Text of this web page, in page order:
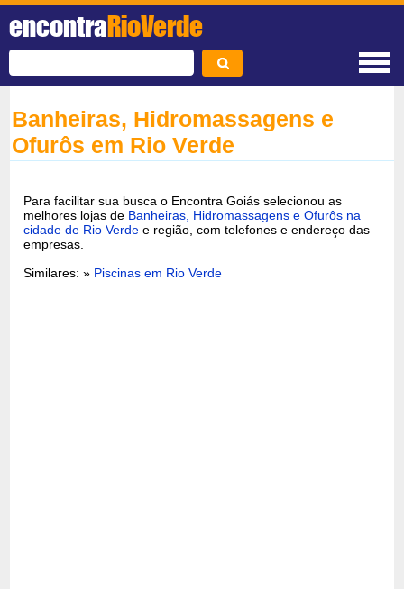
encontraRioVerde
Banheiras, Hidromassagens e
Ofurôs em Rio Verde
Para facilitar sua busca o Encontra Goiás selecionou as
melhores lojas de Banheiras, Hidromassagens e Ofurôs na
cidade de Rio Verde e região, com telefones e endereço das
empresas.
Similares: » Piscinas em Rio Verde